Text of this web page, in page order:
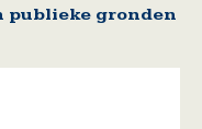
publieke gronden